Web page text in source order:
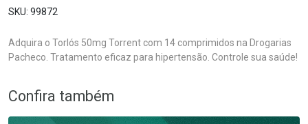
99872
Adquira o Torlós 50mg Torrent com 14 comprimidos na Drogarias
Pacheco. Tratamento eficaz para hipertensão. Controle sua saúde!
Confira também